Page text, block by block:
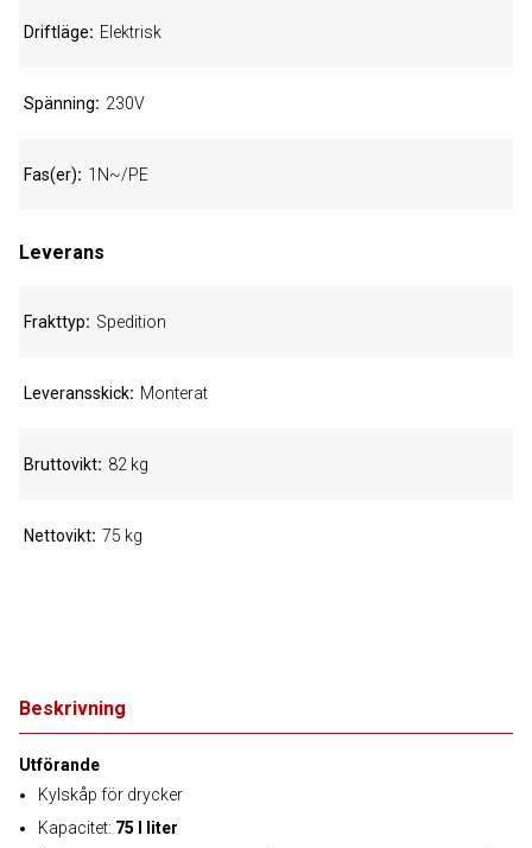
Beskrivning
Utförande
Kylskåp för drycker
Kapacitet: 75 l liter
Driftläge Elektrisk
Spänning 230V
Fas(er) 1N~/PE
Leverans
Frakttyp Spedition
Leveransskick Monterat
Bruttovikt 82 kg
Nettovikt 75 kg